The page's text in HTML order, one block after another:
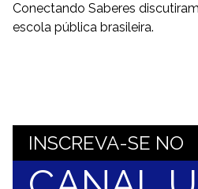
Conectando Saberes
escola pública brasileira.
INSCREVA-SE NO